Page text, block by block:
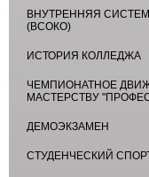
ВНУТРЕННЯЯ
(ВСОКО)
ИСТОРИЯ КОЛЛЕДЖА
ЧЕМПИОНАТНОЕ
МАСТЕРСТВУ
ДЕМОЭКЗАМЕН
СТУДЕНЧЕСКИЙ